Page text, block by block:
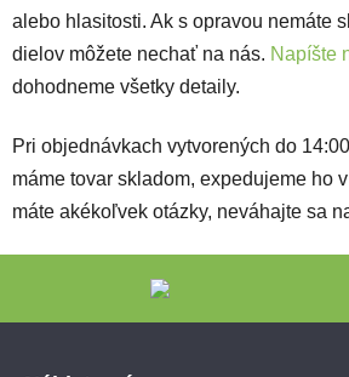
alebo hlasitosti. Ak s opravou nemáte
dielov môžete nechať na nás. Napíšte
dohodneme všetky detaily.
Pri objednávkach vytvorených do
máme tovar skladom, expedujeme ho
máte akékoľvek otázky, neváhajte sa